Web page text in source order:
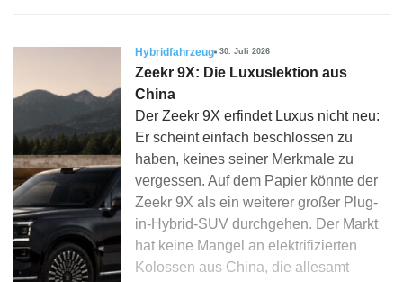
Hybridfahrzeug 30. Juli 2026
Zeekr 9X: Die Luxuslektion aus
China
Der Zeekr 9X erfindet Luxus nicht neu:
Er scheint einfach beschlossen zu
haben, keines seiner Merkmale zu
vergessen. Auf dem Papier könnte der
Zeekr 9X als ein weiterer großer Plug-
in-Hybrid-SUV durchgehen. Der Markt
hat keine Mangel an elektrifizierten
Kolossen aus China, die allesamt